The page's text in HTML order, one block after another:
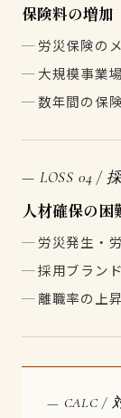
保険料の増加
労災保険の
大規模事業
数年間の保
— LOSS 04 /
人材確保の困
労災発生・
採用ブラン
離職率の上昇
— CALC /